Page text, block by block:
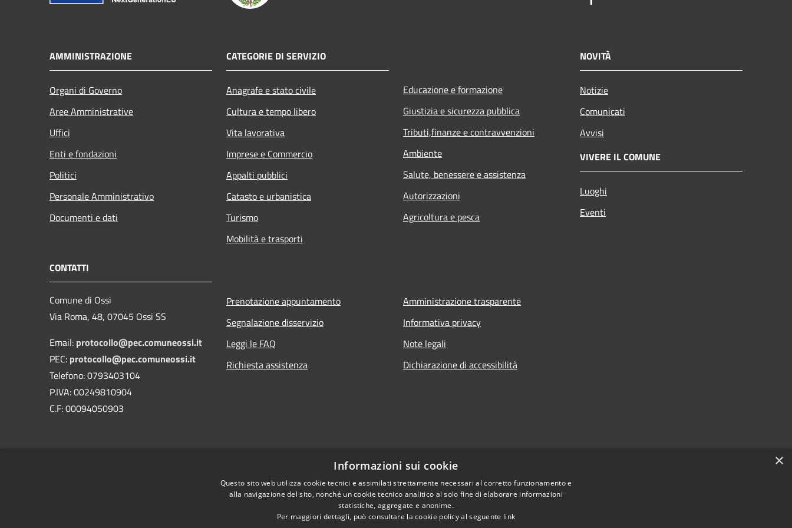
AMMINISTRAZIONE
Organi di Governo
Aree Amministrative
Uffici
Enti e fondazioni
Politici
Personale Amministrativo
Documenti e dati
CATEGORIE DI SERVIZIO
Anagrafe e stato civile
Cultura e tempo libero
Vita lavorativa
Imprese e Commercio
Appalti pubblici
Catasto e urbanistica
Turismo
Mobilità e trasporti
Educazione e formazione
Giustizia e sicurezza pubblica
Tributi,finanze e contravvenzioni
Ambiente
Salute, benessere e assistenza
Autorizzazioni
Agricoltura e pesca
NOVITÀ
Notizie
Comunicati
Avvisi
VIVERE IL COMUNE
Luoghi
Eventi
CONTATTI
Comune di Ossi
Via Roma, 48, 07045 Ossi SS
Email: protocollo@pec.comuneossi.it
PEC: protocollo@pec.comuneossi.it
Telefono: 0793403104
P.IVA: 00249810904
C.F: 00094050903
Prenotazione appuntamento
Segnalazione disservizio
Leggi le FAQ
Richiesta assistenza
Amministrazione trasparente
Informativa privacy
Note legali
Dichiarazione di accessibilità
×
Informazioni sui cookie
Questo sito web utilizza cookie tecnici e assimilati strettamente necessari al corretto funzionamento e
alla navigazione del sito, nonché un cookie tecnico analitico al solo fine di elaborare informazioni
statistiche, aggregate e anonime.
Per maggiori dettagli, può consultare la cookie policy al seguente link